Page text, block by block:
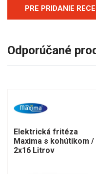
PRE PRIDANIE
Odporúčané
Elektrická fritéza
Maxima s kohútikom /
2x16 Litrov